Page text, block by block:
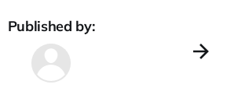
Published by: